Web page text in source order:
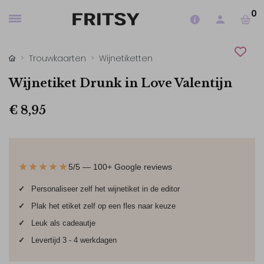
0
Trouwkaarten Wijnetiketten
Wijnetiket Drunk in Love Valentijn
€ 8,95
★★★★★5/5 — 100+ Google reviews
✓
Personaliseer zelf het wijnetiket in de editor
✓
Plak het etiket zelf op een fles naar keuze
✓
Leuk als cadeautje
✓
Levertijd 3 - 4 werkdagen